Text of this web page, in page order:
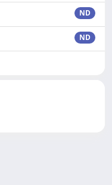
ND
ND